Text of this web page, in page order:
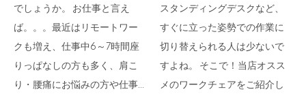
でしょうか。 お仕事と言え
ば。。。最近はリモートワー
クも増え、仕事中6～7時間座
りっぱなしの方も多く、肩こ
り・腰痛にお悩みの方や仕事…
スタンディングデスクなど、
すぐに立った姿勢での作業に
切り替えられる人は少ないで
すよね。 そこで！当店オスス
メのワークチェアをご紹介し